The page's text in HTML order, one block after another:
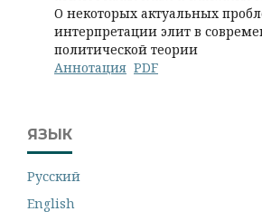
О некоторых актуальных
интерпретации элит в
политической теории
Аннотация PDF
ЯЗЫК
Русский
English